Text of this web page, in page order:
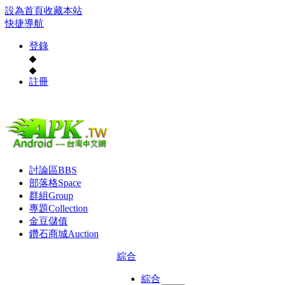
設為首頁收藏本站
快捷導航
登錄
◆
◆
註冊
討論區BBS
部落格Space
群組Group
專題Collection
金豆儲值
鑽石商城Auction
綜合
綜合